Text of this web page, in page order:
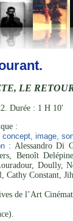
LE
Durée : 1 H 10'
:
concept, image,
: Alessandro Di
Benoît
Doully,
Cathy Constant,
de l’Art